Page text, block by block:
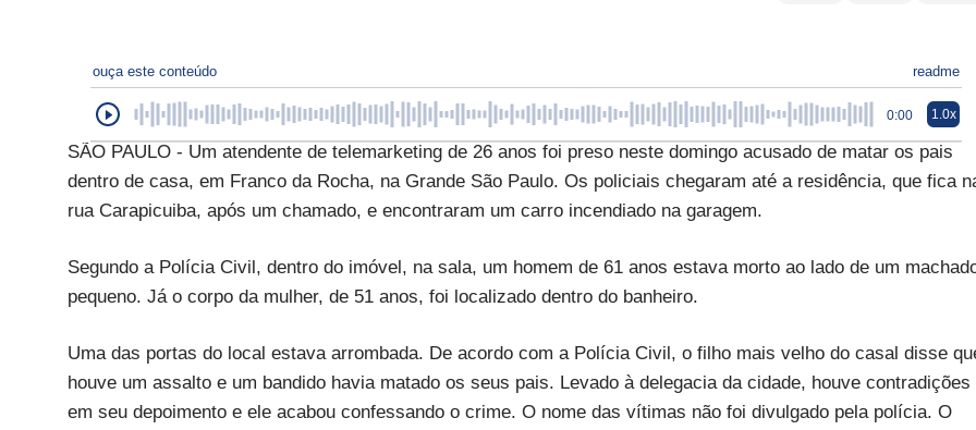
ouça este conteúdo readme
0:00 1.0x
SÃO PAULO - Um atendente de telemarketing de 26 anos foi preso neste domingo acusado de matar os pais
dentro de casa, em Franco da Rocha, na Grande São Paulo. Os policiais chegaram até a residência, que fica
rua Carapicuiba, após um chamado, e encontraram um carro incendiado na garagem.
Segundo a Polícia Civil, dentro do imóvel, na sala, um homem de 61 anos estava morto ao lado de um
pequeno. Já o corpo da mulher, de 51 anos, foi localizado dentro do banheiro.
Uma das portas do local estava arrombada. De acordo com a Polícia Civil, o filho mais velho do casal disse
houve um assalto e um bandido havia matado os seus pais. Levado à delegacia da cidade, houve contradições
em seu depoimento e ele acabou confessando o crime. O nome das vítimas não foi divulgado pela polícia. O